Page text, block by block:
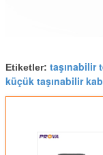
Etiketler: taşınabilir
küçük taşınabilir